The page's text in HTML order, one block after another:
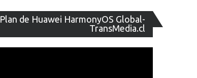
Plan de Huawei HarmonyOS Global-
TransMedia.cl
de
vídeo